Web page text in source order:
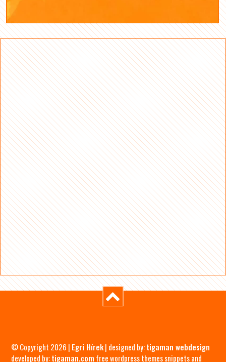
© Copyright 2026 | Egri Hírek| designed by:tigaman webdesign
developed by:tigaman.com free wordpress themes snippets and